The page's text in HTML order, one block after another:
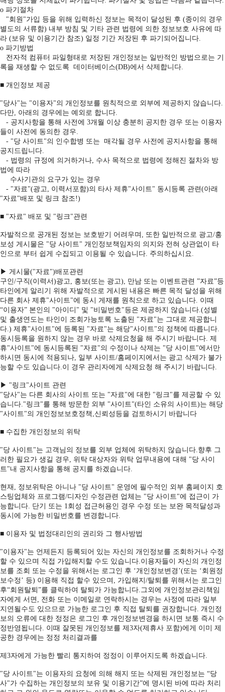
ο 파기절차
"회원"가입 등을 위해 입력하신 정보는 목적이 달성된 후 (종이의 경우
별도의 서류함) 내부 방침 및 기타 관련 법령에 의한 정보보호 사유에 따
라 (보유 및 이용기간 참조) 일정 기간 저장된 후 파기되어집니다.
ο 파기방법
전자적 컴퓨터 파일형태로 저장된 개인정보는 일반적인 방법으로는 기
록을 재생할 수 없도록 데이터베이스(DB)에서 삭제합니다.
■ 개인정보 제공
"당사"는 "이용자"의 개인정보를 원칙적으로 외부에 제공하지 않습니다.
다만, 아래의 경우에는 예외로 합니다.
- 공지사항을 통해 사전에 3개월 이상 충분히 공지한 경우 또는 이용자
들이 사전에 동의한 경우.
- "당 사이트"의 인수합병 또는 매각될 경우 사전에 공지사항을 통해
공지드립니다.
- 법령의 규정에 의거하거나, 수사 목적으로 법령에 정해진 절차와 방
법에 따라
수사기관의 요구가 있는 경우
- "자료"(광고, 이력서포함)의 타사 제휴"사이트" 동시등록 관련(아래
"자료"배포 및 링크 참조!)
■ "자료" 배포 및 "링크"관련
자발적으로 공개된 정보는 보호받기 어려우며, 또한 일반적으로 광고/홍
보성 게시물은 "당 사이트" 개인정보책임자의 의지와 전혀 상관없이 타
인으로 부터 쉽게 수집되고 이용될 수 있습니다. 주의하십시요.
▶ 게시물("자료")배포관련
구인/구직(이력서)광고, 홍보(또는 광고), 만남 또는 이벤트관련 ”자료”등
타인에게 알리기 위해 자발적으로 게시된 내용은 빠른 목적 달성을 위해
다른 회사 제휴"사이트"에 동시 게재를 원칙으로 하고 있습니다. 이때
“이용자” 본인의 "아이디" 및 "비밀번호"등은 제공하지 않습니다.(성별
및 출생연도는 타인이 조회가능토록 노출된 "자료"는 그대로 제공합니
다.) 제휴"사이트"에 등록된 "자료"는 해당"사이트"의 정책에 따릅니다.
동시등록을 원하지 않는 경우 바로 삭제요청을 해 주시기 바랍니다. 제
휴"사이트"에 동시등록된 "자료"의 수정이나 삭제는 "당 사이트"에서만
하시면 동시에 적용되나, 일부 사이트/홈페이지에서는 광고 삭제가 불가
능할 수도 있습니다.이 경우 관리자에게 삭제요청 해 주시기 바랍니다.
▶ "링크"사이트 관련
"당사"는 다른 회사의 사이트 또는 "자료"에 대한 "링크"를 제공할 수 있
습니다."링크"를 통해 방문한 외부 "사이트"(타인 소유의 사이트)는 해당
"사이트"의 개인정보보호정책,신뢰성등을 검토하시기 바랍니다
■ 수집한 개인정보의 위탁
"당 사이트"는 고객님의 정보를 외부 업체에 위탁하지 않습니다.향후 그
러한 필요가 생길 경우, 위탁 대상자와 위탁 업무내용에 대해 "당 사이
트"내 공지사항을 통해 공지를 하겠습니다.
현재, 정보위탁은 아니나 "당 사이트" 운영에 필수적인 외부 홈페이지 호
스팅업체와 프로그램/디자인 수정관련 업체는 "당 사이트"에 접근이 가
능합니다. 단기 또는 1회성 접근허용인 경우 수정 또는 보완 목적달성과
동시에 가능한 비밀번호를 변경합니다.
■ 이용자 및 법정대리인의 권리와 그 행사방법
"이용자"는 언제든지 등록되어 있는 자신의 개인정보를 조회하거나 수정
할 수 있으며 직접 가입해지할 수도 있습니다.이용자들이 자신의 개인정
보를 조회 또는 수정을 위해서는 로그인 후 ‘개인정보변경’(또는 ‘회원정
보수정’ 등) 이용해 직접 할수 있으며, 가입해지/탈퇴를 위해서는 로그인
후“회원탈퇴”를 클릭하여 탈퇴가 가능합니다.그외에 개인정보관리책임
자에게 서면, 전화 또는 이메일로 연락하시는 경우는 사정에 따라 일부
지연될수도 있으므로 가능한 로그인 후 직접 탈퇴를 권장합니다. 개인정
보의 오류에 대한 정정은 로그인 후 개인정보변경을 하시면 보통 즉시 수
정반영됩니다. 이때 잘못된 개인정보를 제3자(제휴사 포함)에게 이미 제
공한 경우에는 정정 처리결과를
제3자에게 가능한 빨리 통지하여 정정이 이루어지도록 하겠습니다.
"당 사이트"는 이용자의 요청에 의해 해지 또는 삭제된 개인정보는 “당
사"가 수집하는 개인정보의 보유 및 이용기간”에 명시된 바에 따라 처리